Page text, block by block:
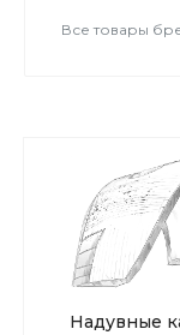
Все товары
Надувные